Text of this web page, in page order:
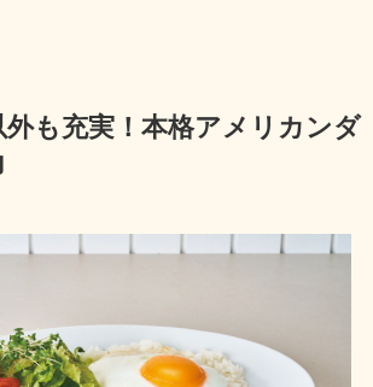
も充実！本格アメリカンダ